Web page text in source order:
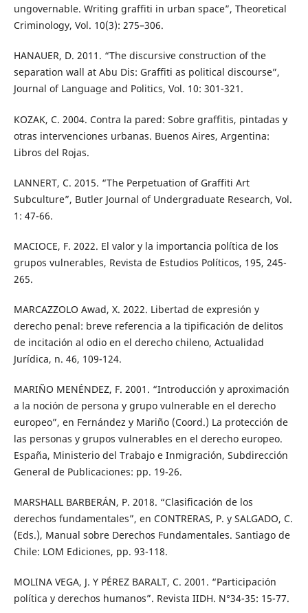
ungovernable. Writing graffiti in urban space”, Theoretical
Criminology, Vol. 10(3): 275–306.
HANAUER, D. 2011. “The discursive construction of the
separation wall at Abu Dis: Graffiti as political discourse”,
Journal of Language and Politics, Vol. 10: 301-321.
KOZAK, C. 2004. Contra la pared: Sobre graffitis, pintadas y
otras intervenciones urbanas. Buenos Aires, Argentina:
Libros del Rojas.
LANNERT, C. 2015. “The Perpetuation of Graffiti Art
Subculture”, Butler Journal of Undergraduate Research, Vol.
1: 47-66.
MACIOCE, F. 2022. El valor y la importancia política de los
grupos vulnerables, Revista de Estudios Políticos, 195, 245-
265.
MARCAZZOLO Awad, X. 2022. Libertad de expresión y
derecho penal: breve referencia a la tipificación de delitos
de incitación al odio en el derecho chileno, Actualidad
Jurídica, n. 46, 109-124.
MARIÑO MENÉNDEZ, F. 2001. “Introducción y aproximación
a la noción de persona y grupo vulnerable en el derecho
europeo”, en Fernández y Mariño (Coord.) La protección de
las personas y grupos vulnerables en el derecho europeo.
España, Ministerio del Trabajo e Inmigración, Subdirección
General de Publicaciones: pp. 19-26.
MARSHALL BARBERÁN, P. 2018. “Clasificación de los
derechos fundamentales”, en CONTRERAS, P. y SALGADO, C.
(Eds.), Manual sobre Derechos Fundamentales. Santiago de
Chile: LOM Ediciones, pp. 93-118.
MOLINA VEGA, J. Y PÉREZ BARALT, C. 2001. “Participación
política y derechos humanos”. Revista IIDH. N°34-35: 15-77.